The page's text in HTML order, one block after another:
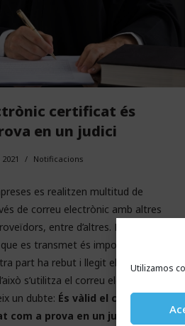
Utilizamos
certificat és
en un judici
Notificacions
es realitzen multitud de
de correu electrònic amb altres
entre d’altres. En alguns
es transmet és important i
part ha rebut i llegit el correu.
s’utilitza el correu electrònic
un dubte: És vàlid el correu
a prova en un judici?, es